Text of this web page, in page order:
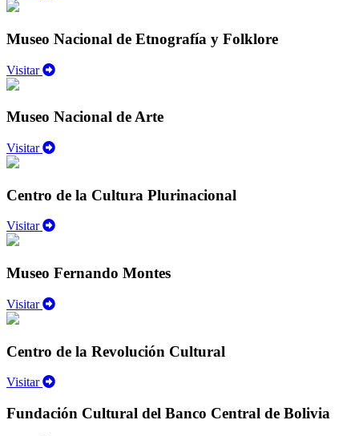
Museo Nacional de Etnografía y Folklore
Visitar
Museo Nacional de Arte
Visitar
Centro de la Cultura Plurinacional
Visitar
Museo Fernando Montes
Visitar
Centro de la Revolución Cultural
Visitar
Fundación Cultural del Banco Central de Bolivia